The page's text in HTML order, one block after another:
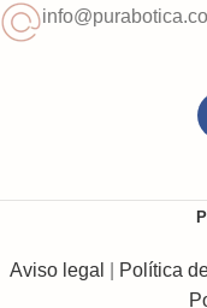
Aviso legal Política